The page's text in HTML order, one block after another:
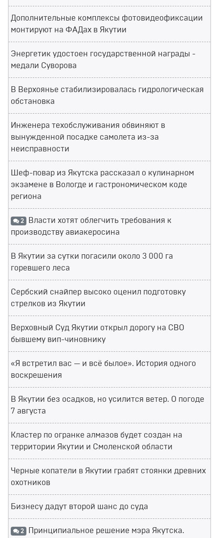
Дополнительные комплексы фотовидеофиксации
монтируют на ФАДах в Якутии
Энергетик удостоен государственной награды -
медали Суворова
В Верхоянье стабилизировалась гидрологическая
обстановка
Инженера техобслуживания обвиняют в
вынужденной посадке самолета из-за
неисправности
Шеф-повар из Якутска рассказал о кулинарном
экзамене в Вологде и гастрономическом коде
региона
2 Власти хотят облегчить требования к
производству авиакеросина
В Якутии за сутки погасили около 3 000 га
горевшего леса
Сербский снайпер высоко оценил подготовку
стрелков из Якутии
Верховный Суд Якутии открыл дорогу на СВО
бывшему вип-чиновнику
«Я встретил вас — и всё былое». История одного
воскрешения
В Якутии без осадков, но усилится ветер. О погоде
7 августа
Кластер по огранке алмазов будет создан на
территории Якутии и Смоленской области
Черные копатели в Якутии грабят стоянки древних
охотников
Бизнесу дадут второй шанс до суда
2 Принципиальное решение мэра Якутска.